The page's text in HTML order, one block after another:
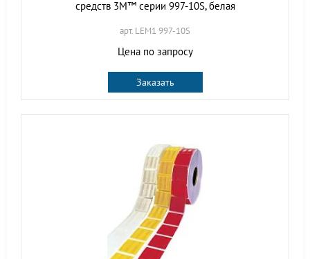
средств 3M™ серии 997-10S, белая
арт. LEM1 997-10S
Цена по запросу
Заказать